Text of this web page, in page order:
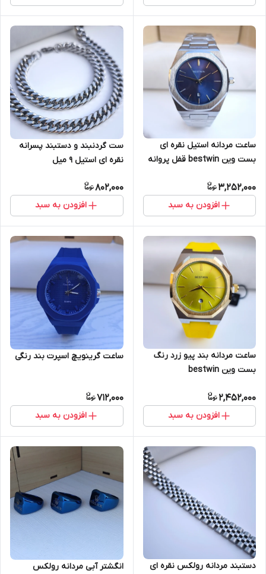
ساعت مردانه استیل نقره ای
بست وین bestwin قفل پروانه
3,252,000
افزودن به سبد
ست گردنبند و دستبند پسرانه
نقره ای استیل ۹ میل
802,000
افزودن به سبد
ساعت مردانه بند پیو زرد رنگ
بست وین bestwin
2,452,000
افزودن به سبد
ساعت گرینویچ اسپرت بند رنگی
712,000
افزودن به سبد
دستبند مردانه رولکس نقره ای انگشتر آبی مردانه رولکس